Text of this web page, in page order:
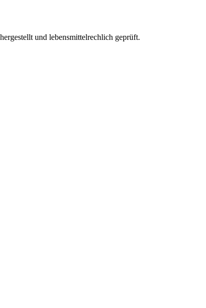
und lebensmittelrechlich geprüft.